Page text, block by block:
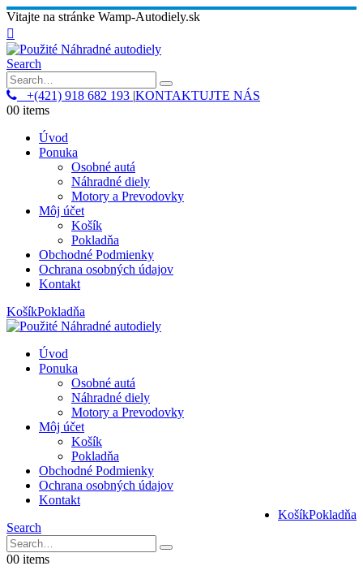
Vitajte na stránke Wamp-Autodiely.sk
Search
+(421) 918 682 193 |KONTAKTUJTE NÁS
00 items
Úvod
Ponuka
Osobné autá
Náhradné diely
Motory a Prevodovky
Môj účet
Košík
Pokladňa
Obchodné Podmienky
Ochrana osobných údajov
Kontakt
KošíkPokladňa
Úvod
Ponuka
Osobné autá
Náhradné diely
Motory a Prevodovky
Môj účet
Košík
Pokladňa
Obchodné Podmienky
Ochrana osobných údajov
Kontakt
KošíkPokladňa
Search
00 items